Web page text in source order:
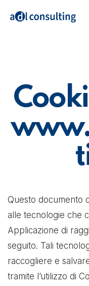
Questo documento
alle tecnologie che
Applicazione di
seguito. Tali
raccogliere e
tramite l’utilizzo di